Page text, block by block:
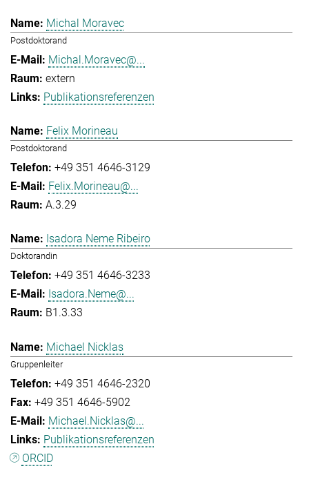
Michal Moravec
Postdoktorand
Michal.Moravec@...
extern
Publikationsreferenzen
Felix Morineau
Postdoktorand
+49 351 4646-3129
Felix.Morineau@...
A.3.29
Isadora Neme Ribeiro
Doktorandin
+49 351 4646-3233
Isadora.Neme@...
B1.3.33
Michael Nicklas
Gruppenleiter
+49 351 4646-2320
+49 351 4646-5902
Michael.Nicklas@...
Publikationsreferenzen
ORCID